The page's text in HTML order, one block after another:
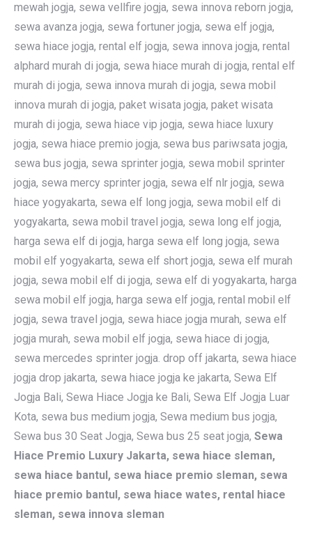
mewah jogja, sewa vellfire jogja, sewa innova reborn jogja,
sewa avanza jogja, sewa fortuner jogja, sewa elf jogja,
sewa hiace jogja, rental elf jogja, sewa innova jogja, rental
alphard murah di jogja, sewa hiace murah di jogja, rental elf
murah di jogja, sewa innova murah di jogja, sewa mobil
innova murah di jogja, paket wisata jogja, paket wisata
murah di jogja, sewa hiace vip jogja, sewa hiace luxury
jogja, sewa hiace premio jogja, sewa bus pariwsata jogja,
sewa bus jogja, sewa sprinter jogja, sewa mobil sprinter
jogja, sewa mercy sprinter jogja, sewa elf nlr jogja, sewa
hiace yogyakarta, sewa elf long jogja, sewa mobil elf di
yogyakarta, sewa mobil travel jogja, sewa long elf jogja,
harga sewa elf di jogja, harga sewa elf long jogja, sewa
mobil elf yogyakarta, sewa elf short jogja, sewa elf murah
jogja, sewa mobil elf di jogja, sewa elf di yogyakarta, harga
sewa mobil elf jogja, harga sewa elf jogja, rental mobil elf
jogja, sewa travel jogja, sewa hiace jogja murah, sewa elf
jogja murah, sewa mobil elf jogja, sewa hiace di jogja,
sewa mercedes sprinter jogja. drop off jakarta, sewa hiace
jogja drop jakarta, sewa hiace jogja ke jakarta, Sewa Elf
Jogja Bali, Sewa Hiace Jogja ke Bali, Sewa Elf Jogja Luar
Kota, sewa bus medium jogja, Sewa medium bus jogja,
Sewa bus 30 Seat Jogja, Sewa bus 25 seat jogja, Sewa
Hiace Premio Luxury Jakarta, sewa hiace sleman,
sewa hiace bantul, sewa hiace premio sleman, sewa
hiace premio bantul, sewa hiace wates, rental hiace
sleman, sewa innova sleman